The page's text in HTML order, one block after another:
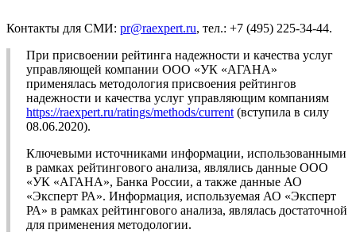
Контакты для СМИ: pr@raexpert.ru, тел.: +7 (495) 225-34-44.
При присвоении рейтинга надежности и качества услуг
управляющей компании ООО «УК «АГАНА»
применялась методология присвоения рейтингов
надежности и качества услуг управляющим компаниям
https://raexpert.ru/ratings/methods/current (вступила в силу
08.06.2020).
Ключевыми источниками информации, использованными
в рамках рейтингового анализа, являлись данные ООО
«УК «АГАНА», Банка России, а также данные АО
«Эксперт РА». Информация, используемая АО «Эксперт
РА» в рамках рейтингового анализа, являлась достаточной
для применения методологии.